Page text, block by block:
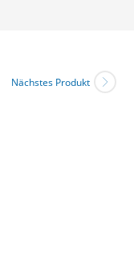
Nächstes Produkt